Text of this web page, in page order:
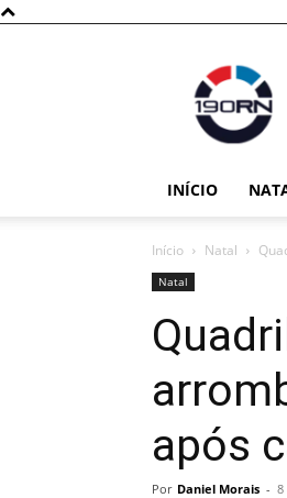
INÍCIO
Início Natal
Natal
após
Por Daniel Morais - 8